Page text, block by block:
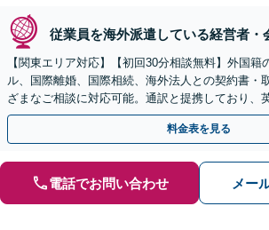
従業員を海外派遣している経営者・
【関東エリア対応】【初回30分相談無料】外国籍
ル、国際離婚、国際相続、海外法人との契約書・
ざまなご相談に対応可能。通訳と提携しており、
中国語、タイ語等対応可能です（通訳料別途）。
料金表を見る
電話でお問い合わせ メー